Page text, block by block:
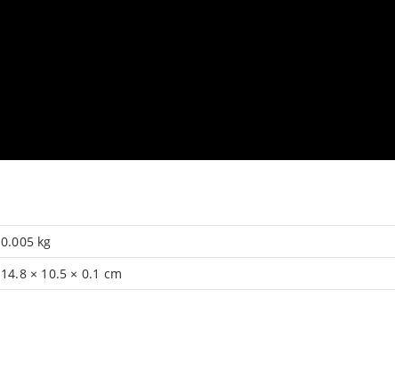
0.005 kg
14.8 × 10.5 × 0.1 cm